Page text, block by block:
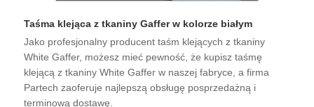
Taśma klejąca z tkaniny Gaffer w kolorze białym
Jako profesjonalny producent taśm klejących z tkaniny
White Gaffer, możesz mieć pewność, że kupisz taśmę
klejącą z tkaniny White Gaffer w naszej fabryce, a firma
Partech zaoferuje najlepszą obsługę posprzedażną i
terminową dostawę.